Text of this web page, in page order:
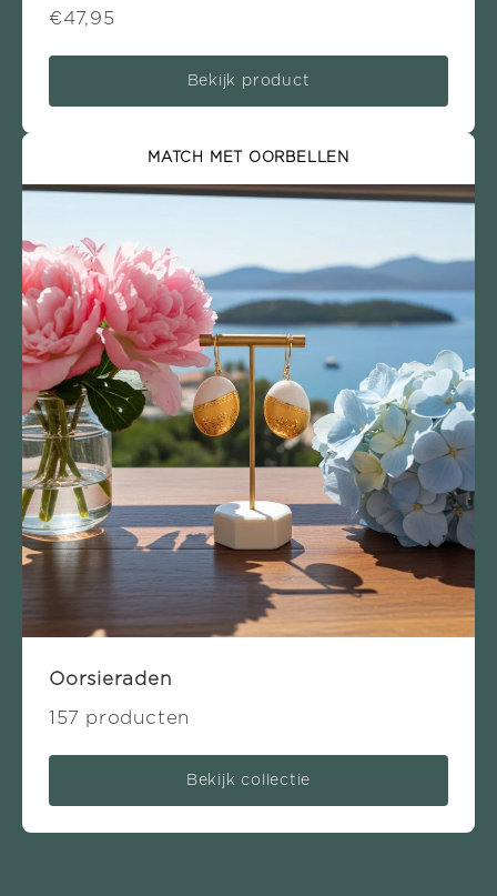
€47,95
Bekijk product
MATCH MET OORBELLEN
Oorsieraden
157 producten
Bekijk collectie